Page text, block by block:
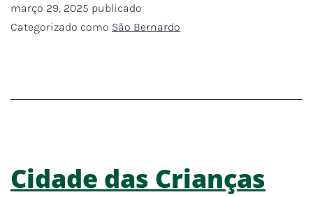
março 29, 2025 publicado
Categorizado como São Bernardo
Cidade das Crianças